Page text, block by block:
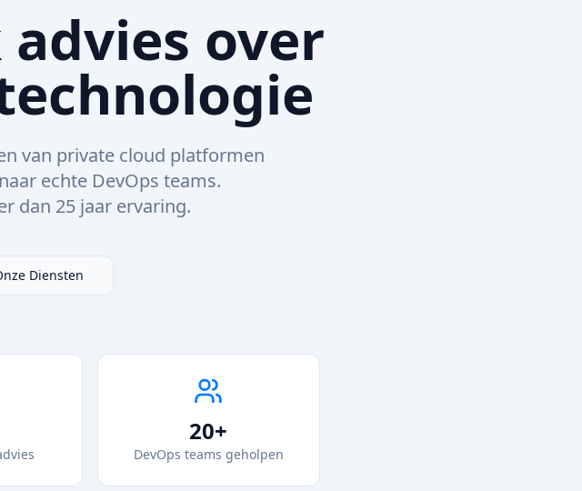
over
van private cloud platformen
echte DevOps teams.
dan 25 jaar ervaring.
Diensten
20+
DevOps teams geholpen